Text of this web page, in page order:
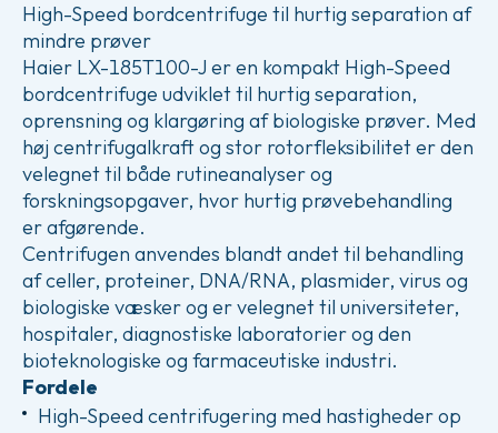
High-Speed bordcentrifuge til hurtig separation af
mindre prøver
Haier LX-185T100-J er en kompakt High-Speed
bordcentrifuge udviklet til hurtig separation,
oprensning og klargøring af biologiske prøver. Med
høj centrifugalkraft og stor rotorfleksibilitet er den
velegnet til både rutineanalyser og
forskningsopgaver, hvor hurtig prøvebehandling
er afgørende.
Centrifugen anvendes blandt andet til behandling
af celler, proteiner, DNA/RNA, plasmider, virus og
biologiske væsker og er velegnet til universiteter,
hospitaler, diagnostiske laboratorier og den
bioteknologiske og farmaceutiske industri.
Fordele
High-Speed centrifugering med hastigheder op